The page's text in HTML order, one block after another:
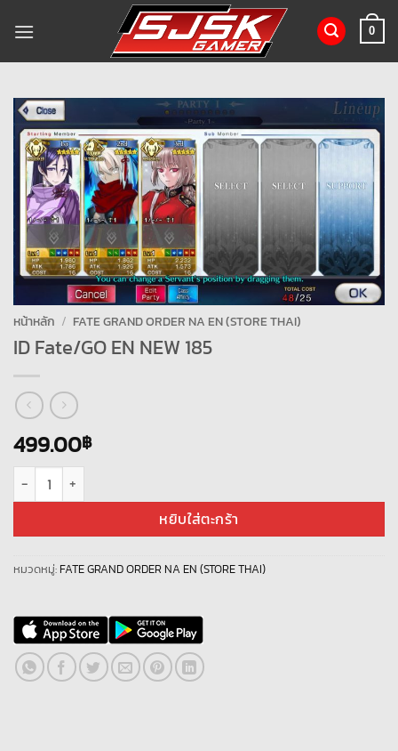
0
หน้าหลัก / FATE GRAND ORDER NA EN (STORE THAI)
ID Fate/GO EN NEW 185
499.00฿
จำนวน ID Fate/GO EN NEW 185 ชิ้น
หยิบใส่ตะกร้า
หมวดหมู่: FATE GRAND ORDER NA EN (STORE THAI)